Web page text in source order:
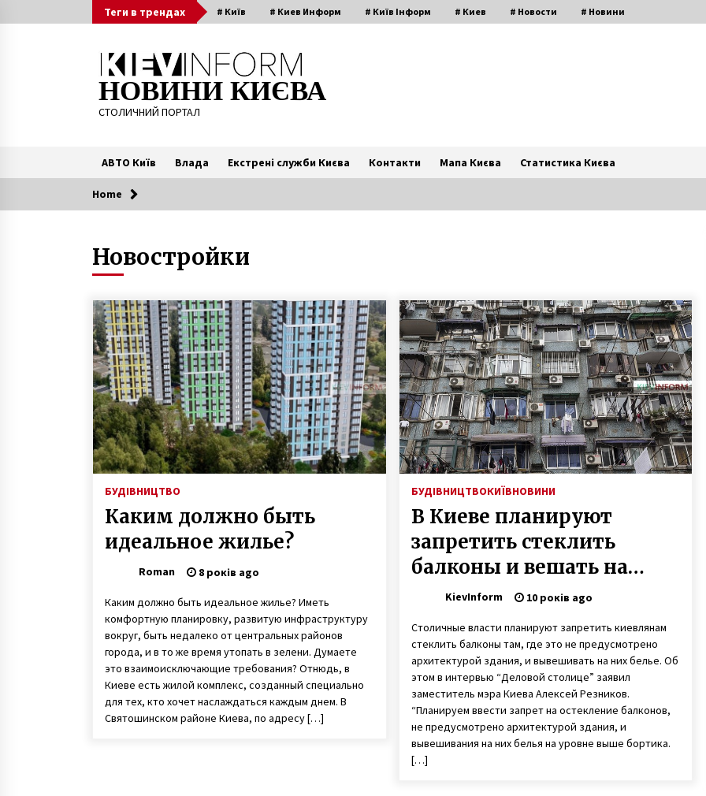
to
Теги в трендах # Київ # Киев Информ # Київ Інформ # Киев # Новости # Новини
НОВИНИ КИЄВА
СТОЛИЧНИЙ ПОРТАЛ
АВТО Київ Влада Екстрені служби Києва Контакти Мапа Києва Статистика Києва
Читають зараз
На німецькому телеканалі Київ
переплутали з Москвою
Кладовища на Київщині закрили до
кінця карантину
6 років ago
Невідомий розстріляв чоловіка у
під’їзді столичного будинку
10 років ago
Інститут національної пам’яті
подає апеляцію на рішення суду
по проспектах Бандери і
Шухевича у Києві
7 років ago
В Києві повідомили про підозру
двом поліцейським, що побили
киянина
5 років ago
«Батьківщина» може не пройти
7 років ago
Хрещатик буде відкритий всі
свята: схема проїзду
Home
Новостройки
БУДІВНИЦТВО
Каким должно быть
идеальное жилье?
Roman 8 років ago
Каким должно быть идеальное жилье? Иметь
комфортную планировку, развитую инфраструктуру
вокруг, быть недалеко от центральных районов
города, и в то же время утопать в зелени. Думаете
это взаимоисключающие требования? Отнюдь, в
Киеве есть жилой комплекс, созданный специально
для тех, кто хочет наслаждаться каждым днем. В
Святошинском районе Киева, по адресу […]
БУДІВНИЦТВОКИЇВНОВИНИ
В Киеве планируют
запретить стеклить
балконы и вешать на
фасады кондиционеры
KievInform 10 років ago
Столичные власти планируют запретить киевлянам
стеклить балконы там, где это не предусмотрено
архитектурой здания, и вывешивать на них белье. Об
этом в интервью “Деловой столице” заявил
заместитель мэра Киева Алексей Резников.
“Планируем ввести запрет на остекление балконов,
не предусмотрено архитектурой здания, и
вывешивания на них белья на уровне выше бортика.
[…]